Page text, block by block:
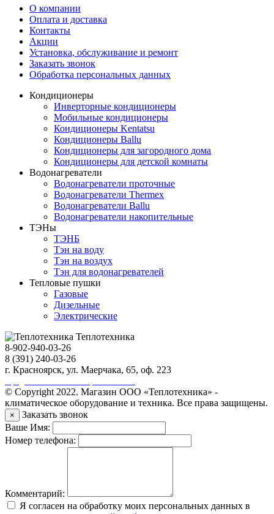
О компании
Оплата и доставка
Контакты
Акции
Установка, обслуживание и ремонт
Заказать звонок
Обработка персональных данных
Кондиционеры
Инверторные кондиционеры
Мобильные кондиционеры
Кондиционеры Kentatsu
Кондиционеры Ballu
Кондиционеры для загородного дома
Кондиционеры для детской комнаты
Водонагреватели
Водонагреватели проточные
Водонагреватели Thermex
Водонагреватели Ballu
Водонагреватели накопительные
ТЭНы
ТЭНБ
Тэн на воду
Тэн на воздух
Тэн для водонагревателей
Тепловые пушки
Газовые
Дизельные
Электрические
Теплотехника
8-902-940-03-26
8 (391) 240-03-26
г. Красноярск, ул. Маерчака, 65, оф. 223
© Copyright 2022. Магазин ООО «Теплотехника» -
климатическое оборудование и техника. Все права защищены.
×
Заказать звонок
Ваше Имя:
Номер телефона:
Комментарий:
Я согласен на обработку моих персональных данных в